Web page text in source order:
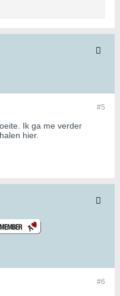
#5
Ik ga me verder
hier.
#6